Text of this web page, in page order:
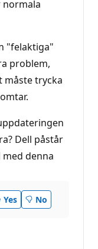
normala
"felaktiga"
problem,
måste trycka
Dell påstår
denna
Yes No